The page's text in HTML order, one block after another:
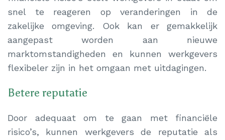
snel te reageren op veranderingen in de
zakelijke omgeving. Ook kan er gemakkelijk
aangepast worden aan nieuwe
marktomstandigheden en kunnen werkgevers
flexibeler zijn in het omgaan met uitdagingen.
Betere reputatie
Door adequaat om te gaan met financiële
risico’s, kunnen werkgevers de reputatie als